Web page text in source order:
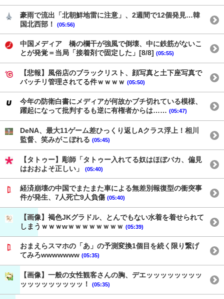
豪雨で流出「北朝鮮地雷に注意」、2週間で12個発見…韓
国北西部！
(05:56)
中国メディア 橋の欄干が強風で倒壊、中に鉄筋がないこ
とが発覚＝当局「接着剤で固定した」[8/8] (05:55)
【悲報】風俗店のブラックリスト、顔写真と土下座写真で
バッチリ管理されてる件ｗｗｗｗ (05:50)
今年の防衛白書にメディアが何故かブチ切れている模様、
躍起になって批判するも逆に有権者からは…… (05:47)
DeNA、最大11ゲーム差ひっくり返しAクラス浮上！相川
監督、笑みがこぼれる (05:45)
【タトゥー】彫師「タトゥー入れてる奴はほぼバカ、偏見
はおおよそ正しい」
(05:40)
経済崩壊の中国でまたまた車による無差別報復型の衝突事
件が発生、7人死亡9人負傷 (05:40)
【画像】褐色JKグラドル、とんでもない水着を着せられて
しまうｗｗｗwｗｗｗｗｗｗｗｗ (05:39)
おまえらスマホの「あ」の予測変換1個目を続く限り繋げ
てみろwwwwwww (05:35)
【画像】一般の女性観客さんの胸、デエッッッッッッッッ
ッッッッッッッッッ！
(05:35)